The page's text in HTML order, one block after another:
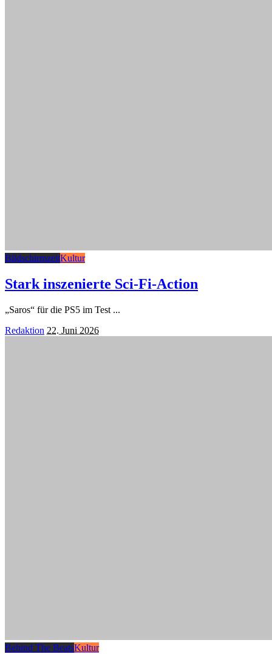
BildschirmzeitKultur
Stark inszenierte Sci-Fi-Action
„Saros“ für die PS5 im Test ...
Posted
Redaktion 22. Juni 2026
Behind The BeatsKultur